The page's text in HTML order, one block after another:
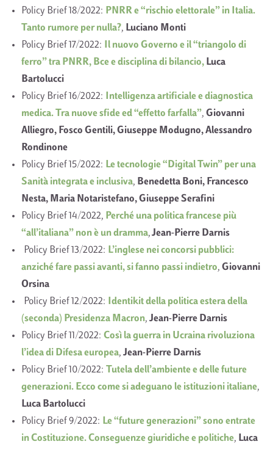
Policy Brief 18/2022: PNRR e “rischio elettorale” in Italia.
Tanto rumore per nulla?, Luciano Monti
Policy Brief 17/2022:
Il nuovo Governo e il “triangolo di
ferro” tra PNRR, Bce e disciplina di bilancio,Luca
Bartolucci
Policy Brief 16/2022:
Intelligenza artificiale e diagnostica
medica. Tra nuove sfide ed “effetto farfalla”, Giovanni
Alliegro, Fosco Gentili, Giuseppe Modugno, Alessandro
Rondinone
Policy Brief 15/2022: Le tecnologie “Digital Twin” per una
Sanità integrata e inclusiva, Benedetta Boni, Francesco
Nesta, Maria Notaristefano, Giuseppe Serafini
Policy Brief 14/2022, Perché una politica francese più
“all’italiana” non è un dramma,Jean-Pierre Darnis
Policy Brief 13/2022: L’inglese nei concorsi pubblici:
anziché fare passi avanti, si fanno passi indietro, Giovanni
Orsina
Policy Brief 12/2022:
Identikit della politica estera della
(seconda) Presidenza Macron, Jean-Pierre Darnis
Policy Brief 11/2022: Così la guerra in Ucraina rivoluziona
l’idea di Difesa europea, Jean-Pierre Darnis
Policy Brief 10/2022:
Tutela dell’ambiente e delle future
generazioni. Ecco come si adeguano le istituzioni italiane,
Luca Bartolucci
Policy Brief 9/2022: Le “future generazioni” sono entrate
in Costituzione. Conseguenze giuridiche e politiche, Luca